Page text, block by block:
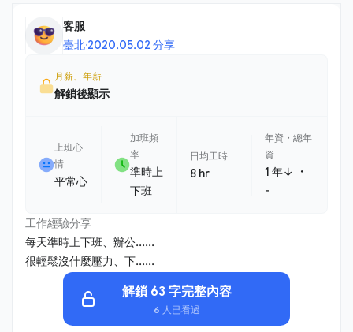
客服
臺北·2020.05.02 分享
月薪、年薪
解鎖後顯示
上班心
情
平常心
加班頻
率
準時上
下班
日均工時
8 hr
年資・總年
資
1 年↓ ・
-
工作經驗分享
每天準時上下班、辦公......
很輕鬆沒什麼壓力、下......
解鎖 63 字完整內容
6 人已看過